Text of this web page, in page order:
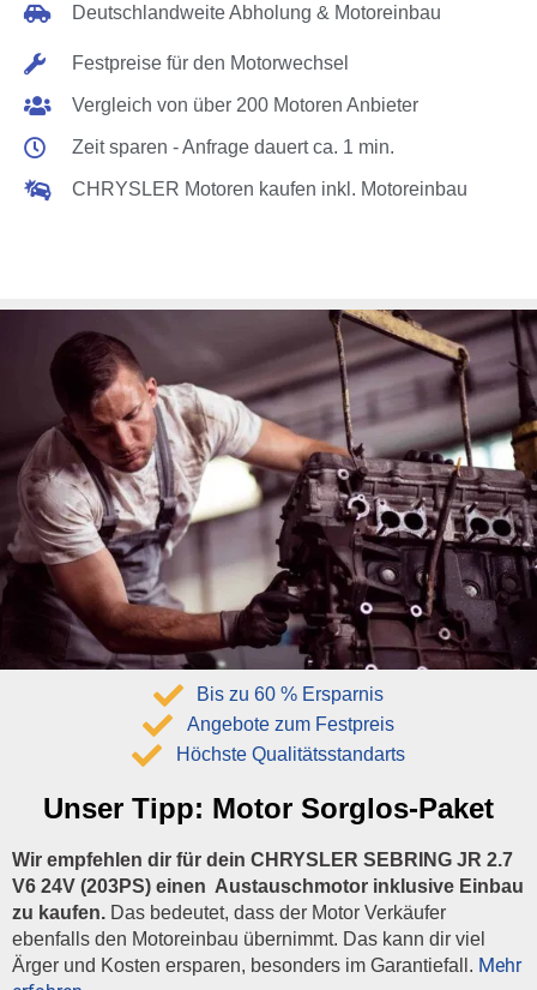
Deutschlandweite Abholung & Motoreinbau
Festpreise für den Motorwechsel
Vergleich von über 200 Motoren Anbieter
Zeit sparen - Anfrage dauert ca. 1 min.
CHRYSLER Motoren kaufen inkl. Motoreinbau
Unser Tipp: Motor Sorglos-Paket
Wir empfehlen dir für dein CHRYSLER SEBRING JR 2.7
V6 24V (203PS) einen Austauschmotor inklusive Einbau
zu kaufen. Das bedeutet, dass der Motor Verkäufer
ebenfalls den Motoreinbau übernimmt. Das kann dir viel
Ärger und Kosten ersparen, besonders im Garantiefall. Mehr
Bis zu 60 % Ersparnis
Angebote zum Festpreis
Höchste Qualitätsstandarts